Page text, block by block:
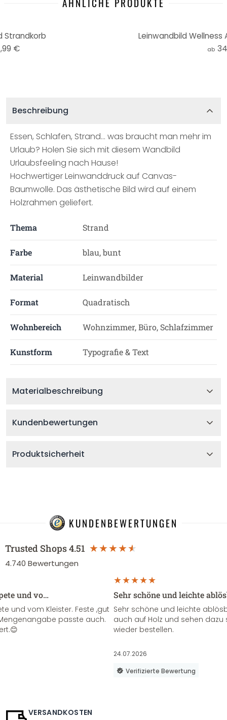
Strandkorb
€
Leinwandbild
ab
Beschreibung
Essen, Schlafen, Strand... was braucht man mehr im
Urlaub? Holen Sie sich mit diesem Wandbild
Urlaubsfeeling nach Hause!
Hochwertiger Leinwanddruck auf Canvas-
Baumwolle. Das ästhetische Bild wird auf einem
Holzrahmen geliefert.
Thema Strand
Farbe blau, bunt
Material Leinwandbilder
Format Quadratisch
Wohnbereich Wohnzimmer, Büro, Schlafzimmer
Kunstform Typografie & Text
Materialbeschreibung
Kundenbewertungen
Produktsicherheit
KUNDENBEWERTUNGEN
Trusted Shops4.51
4.740 Bewertungen
und vo…
und vom Kleister. Feste ,gut
passte auch.
Sehr schöne und leichte
Sehr schöne und leichte
auch auf Holz und sehen
wieder bestellen.
24.07.2026
Verifizierte Bewertung
VERSANDKOSTEN